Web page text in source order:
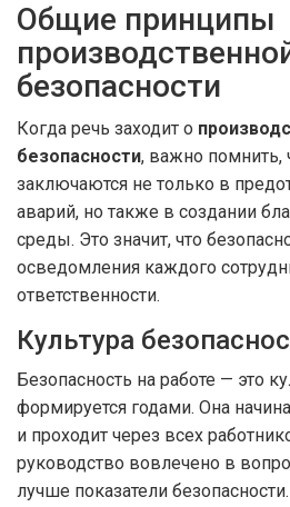
Общие принципы
безопасности
Когда речь заходит о
безопасности, важно помнить,
заключаются не только в
аварий, но также в создании
среды. Это значит, что
осведомления каждого
ответственности.
Культура
Безопасность на работе — это
формируется годами. Она
и проходит через всех
руководство вовлечено в
лучше показатели